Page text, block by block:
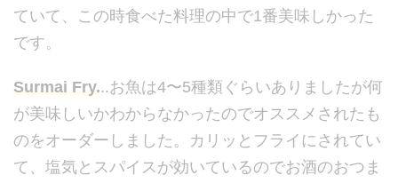
ていて、この時食べた料理の中で1番美味しかった
です。
Surmai Fry...お魚は4〜5種類ぐらいありましたが何
が美味しいかわからなかったのでオススメされたも
のをオーダーしました。カリッとフライにされてい
て、塩気とスパイスが効いているのでお酒のおつま